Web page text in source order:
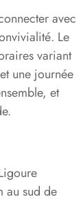
avec
Le
variant
une journée
et
au sud de